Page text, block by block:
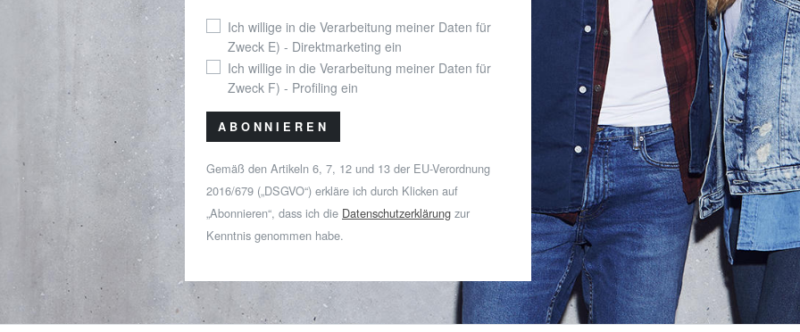
Ich willige in die Verarbeitung meiner Daten für
Zweck E) - Direktmarketing ein
Ich willige in die Verarbeitung meiner Daten für
Zweck F) - Profiling ein
ABONNIEREN
Gemäß den Artikeln 6, 7, 12 und 13 der EU-Verordnung
2016/679 („DSGVO“) erkläre ich durch Klicken auf
„Abonnieren“, dass ich die Datenschutzerklärung zur
Kenntnis genommen habe.